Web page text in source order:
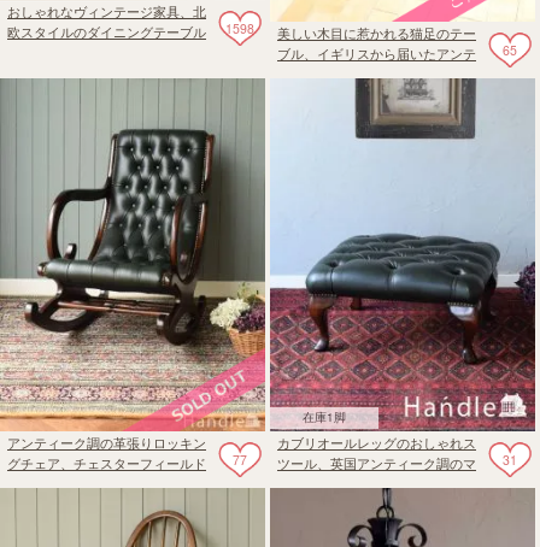
1598
おしゃれなヴィンテージ家具、北
欧スタイルのダイニングテーブル
65
美しい木目に惹かれる猫足のテー
ブル、イギリスから届いたアンテ
ィークのネストテーブル
77
アンティーク調の革張りロッキン
グチェア、チェスターフィールド
在庫1脚
31
カブリオールレッグのおしゃれス
ツール、英国アンティーク調のマ